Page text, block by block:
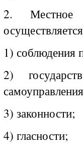
2. Местное
1) соблюдения
2)
3) законности;
4) гласности;